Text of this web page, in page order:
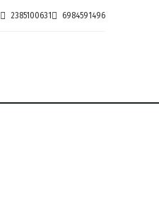
2385100631 6984591496